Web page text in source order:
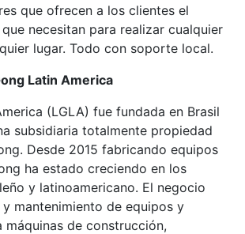
que ofrecen a los clientes el
necesitan para realizar cualquier
lugar. Todo con soporte local.
Latin America
(LGLA) fue fundada en Brasil
subsidiaria totalmente propiedad
Desde 2015 fabricando equipos
ha estado creciendo en los
y latinoamericano. El negocio
mantenimiento de equipos y
máquinas de construcción,